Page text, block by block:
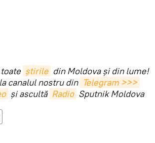
știrile din Moldova și din lume!
canalul nostru din Telegram >>>
și ascultă Radio Sputnik Moldova